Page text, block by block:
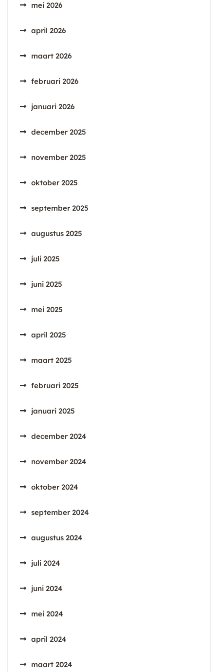
mei 2026
april 2026
maart 2026
februari 2026
januari 2026
december 2025
november 2025
oktober 2025
september 2025
augustus 2025
juli 2025
juni 2025
mei 2025
april 2025
maart 2025
februari 2025
januari 2025
december 2024
november 2024
oktober 2024
september 2024
augustus 2024
juli 2024
juni 2024
mei 2024
april 2024
maart 2024